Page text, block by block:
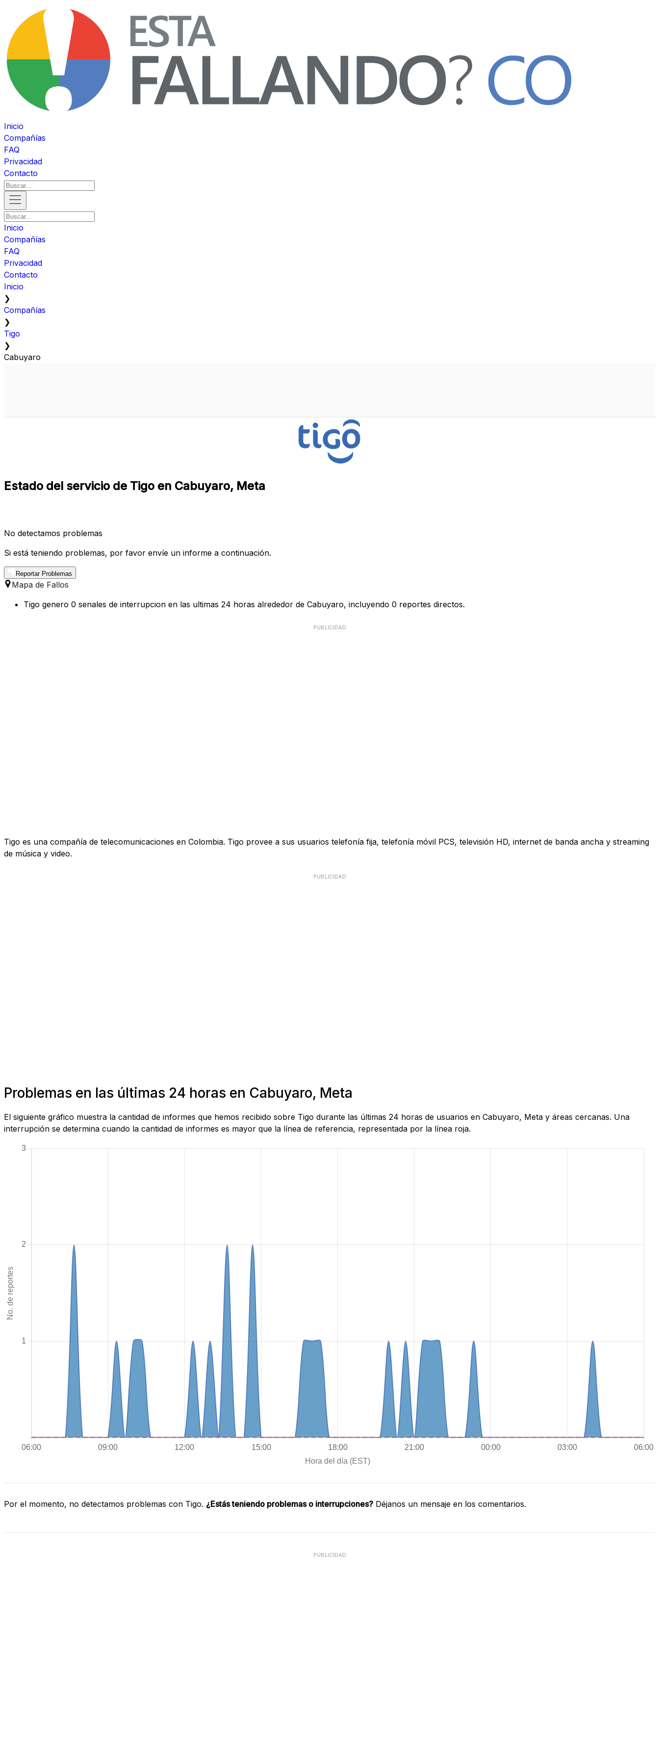
Inicio
Compañías
FAQ
Privacidad
Contacto
Inicio
Compañías
FAQ
Privacidad
Contacto
Inicio
❯
Compañías
❯
Tigo
❯
Cabuyaro
Estado del servicio de Tigo en Cabuyaro, Meta
No detectamos problemas
Si está teniendo problemas, por favor envíe un informe a continuación.
Reportar Problemas
Mapa de Fallos
Tigo genero 0 senales de interrupcion en las ultimas 24 horas alrededor de Cabuyaro, incluyendo 0 reportes directos.
PUBLICIDAD
Tigo es una compañía de telecomunicaciones en Colombia. Tigo provee a sus usuarios telefonía fija, telefonía móvil PCS, televisión HD, internet de banda ancha y streaming
de música y video.
PUBLICIDAD
Problemas en las últimas 24 horas en Cabuyaro, Meta
El siguiente gráfico muestra la cantidad de informes que hemos recibido sobre Tigo durante las últimas 24 horas de usuarios en Cabuyaro, Meta y áreas cercanas. Una
interrupción se determina cuando la cantidad de informes es mayor que la línea de referencia, representada por la línea roja.
Por el momento, no detectamos problemas con Tigo. ¿Estás teniendo problemas o interrupciones? Déjanos un mensaje en los comentarios.
PUBLICIDAD